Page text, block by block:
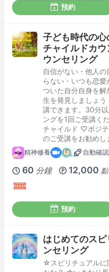
預約
子ども時代の
チャイルドカ
ウンセリング
自信がない・他人
らない・いつも恋
ついた自分自身を解
生を発見しましょ
講できます。30分
ングを1回ご受講く
チャイルド ♡ポジ
のご受講をお勧めし
精神修養 自動確認
60 分鐘 12,000 點
預約
はじめてのス
ンセリング
☆スピリチュアルに